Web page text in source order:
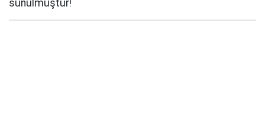
sunulmuştur!